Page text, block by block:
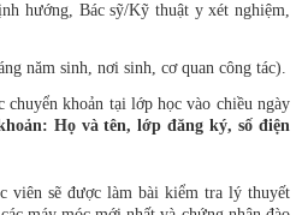
hướng, Bác sỹ/Kỹ thuật y xét nghiệm,
năm sinh, nơi sinh, cơ quan công tác).
khoản tại lớp học vào chiều ngày
Họ và tên, lớp đăng ký, số điện
viên sẽ được làm bài kiểm tra lý thuyết